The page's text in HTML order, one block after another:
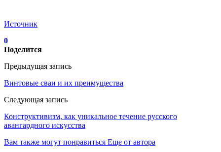
Источник
0
Поделится
Предыдущая запись
Винтовые сваи и их преимущества
Следующая запись
Конструктивизм, как уникальное течение русского
авангардного искусства
Вам также могут понравиться Еще от автора